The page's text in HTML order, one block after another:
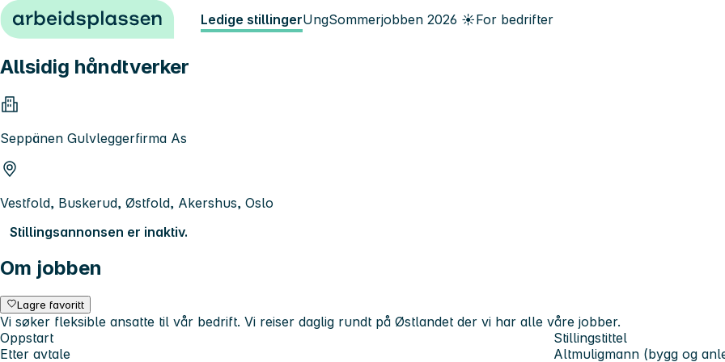
Hopp til innhold Ledige stillingerUngSommerjobben 2026 ☀️For bedrifter
Allsidig håndtverker
Seppänen Gulvleggerfirma As
Vestfold, Buskerud, Østfold, Akershus, Oslo
Stillingsannonsen er inaktiv.
Om jobben
Lagre favoritt
Vi søker fleksible ansatte til vår bedrift. Vi reiser daglig rundt på Østlandet der vi har alle våre jobber.
Oppstart
Etter avtale
Stillingstittel
Altmuligmann (bygg og